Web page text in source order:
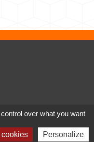
over what you want
Personalize